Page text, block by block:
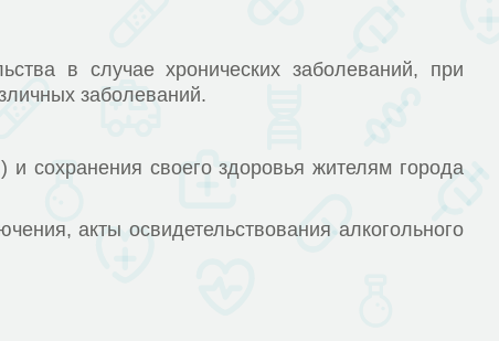
в случае хронических заболеваний, при
заболеваний.
своего здоровья жителям города
акты освидетельствования алкогольного